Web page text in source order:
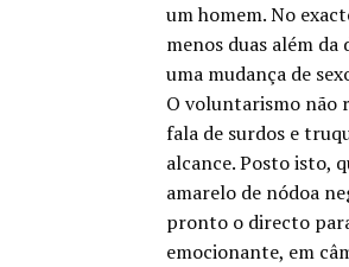
um homem. No
menos duas além
uma mudança de
O voluntarismo não
fala de surdos e
alcance. Posto isto,
amarelo de nódoa
pronto o directo
emocionante, em